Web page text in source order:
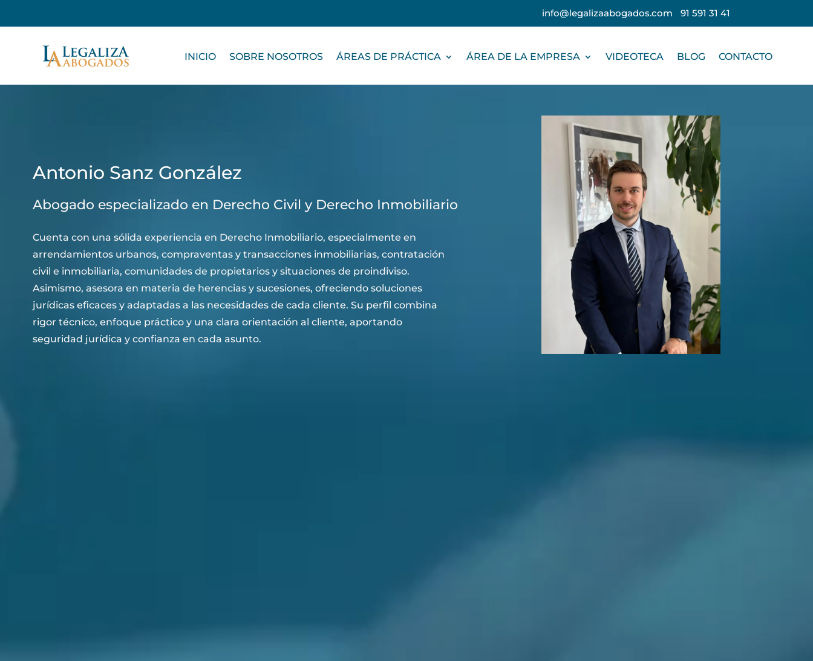
info@legalizaabogados.com 91 591 31 41
INICIO SOBRE NOSOTROS ÁREAS DE PRÁCTICA ÁREA DE LA EMPRESA VIDEOTECA BLOG CONTACTO
Antonio Sanz González
Abogado especializado en Derecho Civil y Derecho Inmobiliario
Cuenta con una sólida experiencia en Derecho Inmobiliario, especialmente en
arrendamientos urbanos, compraventas y transacciones inmobiliarias, contratación
civil e inmobiliaria, comunidades de propietarios y situaciones de proindiviso.
Asimismo, asesora en materia de herencias y sucesiones, ofreciendo soluciones
jurídicas eficaces y adaptadas a las necesidades de cada cliente. Su perfil combina
rigor técnico, enfoque práctico y una clara orientación al cliente, aportando
seguridad jurídica y confianza en cada asunto.